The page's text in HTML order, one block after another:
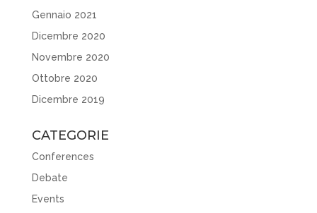
Gennaio 2021
Dicembre 2020
Novembre 2020
Ottobre 2020
Dicembre 2019
CATEGORIE
Conferences
Debate
Events